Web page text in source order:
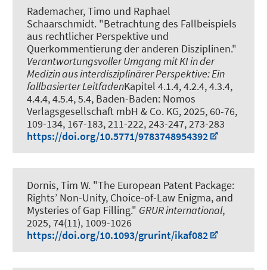
Rademacher, Timo und Raphael
Schaarschmidt. "Betrachtung des Fallbeispiels
aus rechtlicher Perspektive und
Querkommentierung der anderen Disziplinen."
Verantwortungsvoller Umgang mit KI in der
Medizin aus interdisziplinärer Perspektive: Ein
fallbasierter LeitfadenKapitel 4.1.4, 4.2.4, 4.3.4,
4.4.4, 4.5.4, 5.4, Baden-Baden: Nomos
Verlagsgesellschaft mbH & Co. KG, 2025, 60-76,
109-134, 167-183, 211-222, 243-247, 273-283
https://doi.org/10.5771/9783748954392
Dornis, Tim W. "The European Patent Package:
Rights’ Non-Unity, Choice-of-Law Enigma, and
Mysteries of Gap Filling." GRUR international,
2025, 74(11), 1009-1026
https://doi.org/10.1093/grurint/ikaf082